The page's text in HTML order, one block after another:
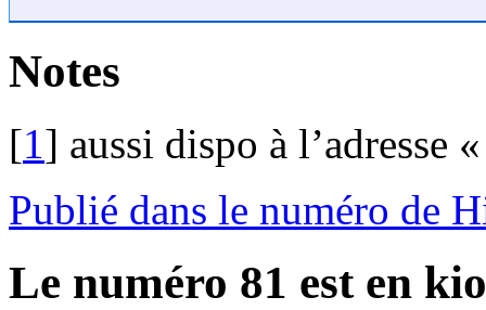
Notes
[1] aussi dispo à l’adresse
Publié dans le numéro de
Le numéro 81 est en